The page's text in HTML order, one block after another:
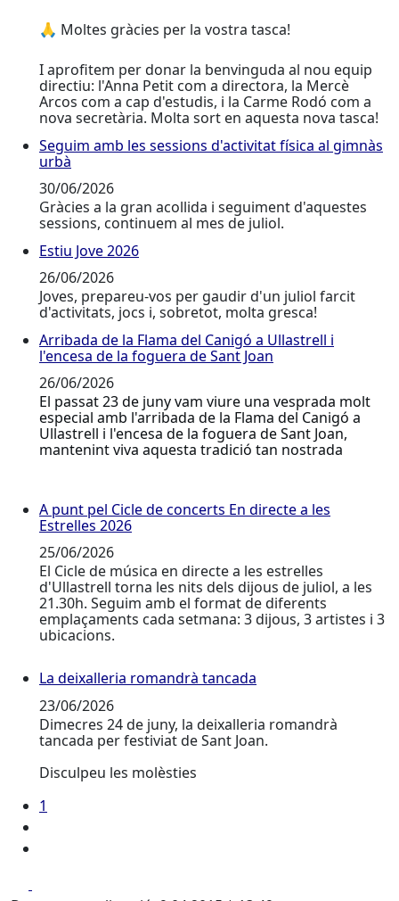
🙏 Moltes gràcies per la vostra tasca!
I aprofitem per donar la benvinguda al nou equip
directiu: l'Anna Petit com a directora, la Mercè
Arcos com a cap d'estudis, i la Carme Rodó com a
nova secretària. Molta sort en aquesta nova tasca!
Seguim amb les sessions d'activitat física al gimnàs
Seguim amb les sessions d'activitat física al gimnàs
urbà
30/06/2026
Gràcies a la gran acollida i seguiment d'aquestes
sessions, continuem al mes de juliol.
Estiu Jove 2026
Estiu Jove 2026
26/06/2026
Joves, prepareu-vos per gaudir d'un juliol farcit
d'activitats, jocs i, sobretot, molta gresca!
Arribada de la Flama del Canigó a Ullastrell i l'encesa
Arribada de la Flama del Canigó a Ullastrell i
l'encesa de la foguera de Sant Joan
26/06/2026
El passat 23 de juny vam viure una vesprada molt
especial amb l'arribada de la Flama del Canigó a
Ullastrell i l'encesa de la foguera de Sant Joan,
mantenint viva aquesta tradició tan nostrada
A punt pel Cicle de concerts En directe a les Estrelles
A punt pel Cicle de concerts En directe a les
Estrelles 2026
25/06/2026
El Cicle de música en directe a les estrelles
d'Ullastrell torna les nits dels dijous de juliol, a les
21.30h. Seguim amb el format de diferents
emplaçaments cada setmana: 3 dijous, 3 artistes i 3
ubicacions.
La deixalleria romandrà tancada
La deixalleria romandrà tancada
23/06/2026
Dimecres 24 de juny, la deixalleria romandrà
tancada per festiviat de Sant Joan.
Disculpeu les molèsties
1